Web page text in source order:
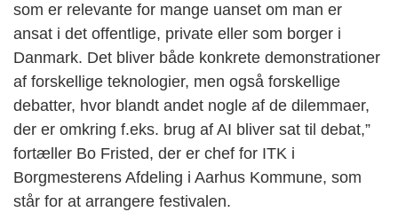
som er relevante for mange uanset om man er
ansat i det offentlige, private eller som borger i
Danmark. Det bliver både konkrete demonstrationer
af forskellige teknologier, men også forskellige
debatter, hvor blandt andet nogle af de dilemmaer,
der er omkring f.eks. brug af AI bliver sat til debat,”
fortæller Bo Fristed, der er chef for ITK i
Borgmesterens Afdeling i Aarhus Kommune, som
står for at arrangere festivalen.